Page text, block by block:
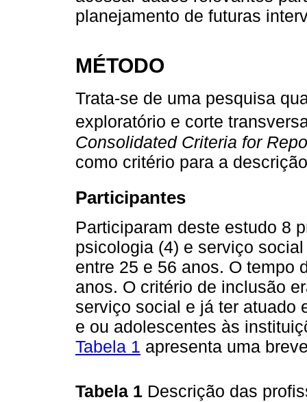
planejamento de futuras
MÉTODO
Trata-se de uma pesquisa
exploratório e corte
Consolidated Criteria for
como critério para a
Participantes
Participaram deste estudo 8
psicologia (4) e serviço
entre 25 e 56 anos. O tempo
anos. O critério de inclusão
serviço social e já ter atuado
e ou adolescentes às
Tabela 1 apresenta uma
Tabela 1 Descrição das